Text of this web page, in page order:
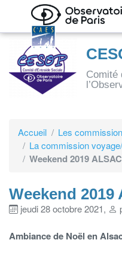
Comité
Accueil
Les
La commission
Weekend 2019
Weekend 2019
jeudi 28 octobre 2021,
Ambiance de Noël en